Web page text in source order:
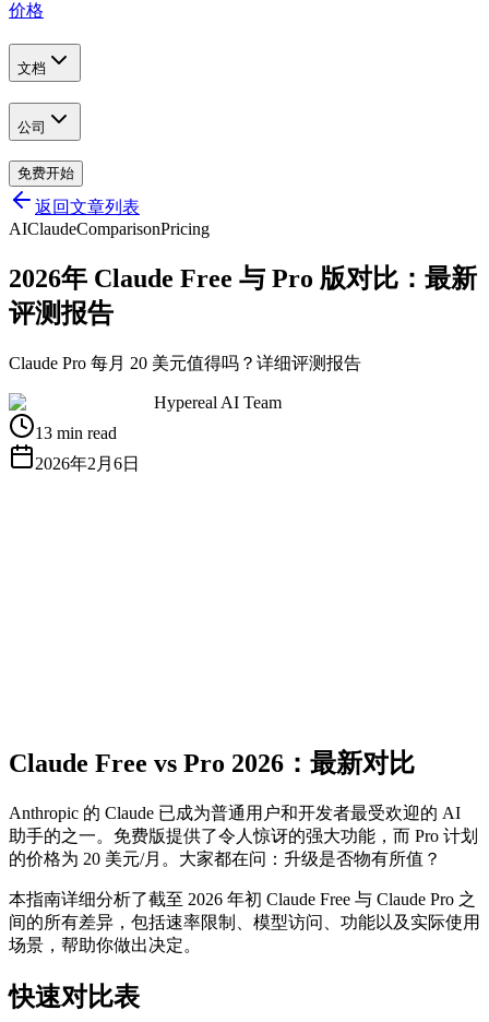
价格
文档
公司
免费开始
返回文章列表
AIClaudeComparisonPricing
2026年 Claude Free 与 Pro 版对比：最新
评测报告
Claude Pro 每月 20 美元值得吗？详细评测报告
Hypereal AI Team
13 min read
2026年2月6日
Claude Free vs Pro 2026：最新对比
Anthropic 的 Claude 已成为普通用户和开发者最受欢迎的 AI
助手的之一。免费版提供了令人惊讶的强大功能，而 Pro 计划
的价格为 20 美元/月。大家都在问：升级是否物有所值？
本指南详细分析了截至 2026 年初 Claude Free 与 Claude Pro 之
间的所有差异，包括速率限制、模型访问、功能以及实际使用
场景，帮助你做出决定。
快速对比表